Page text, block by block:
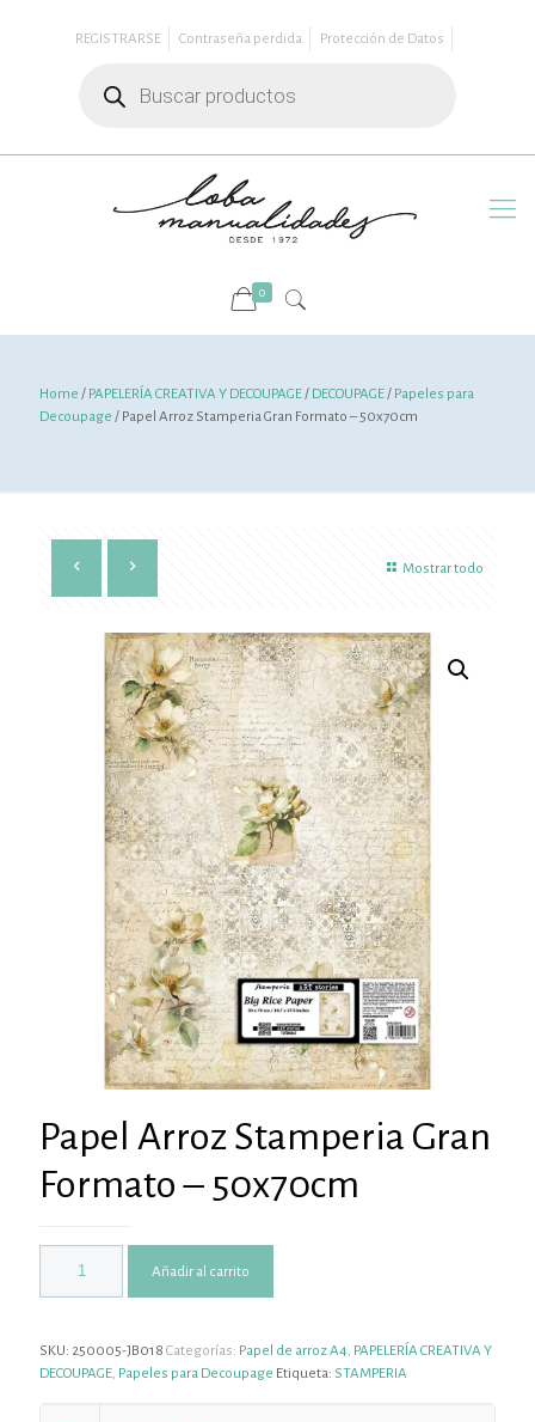
REGISTRARSE Contraseña perdida
Protección de Datos
productos
0
Home / PAPELERÍA CREATIVA Y DECOUPAGE/ DECOUPAGE/ Papeles para
Decoupage / Papel Arroz Stamperia Gran Formato – 50x70cm
Mostrar todo
Papel Arroz Stamperia Gran
Formato – 50x70cm
Añadir al carrito
SKU: 250005-JB018 Categorías: Papel de arroz A4, PAPELERÍA CREATIVA Y
DECOUPAGE, Papeles para Decoupage Etiqueta: STAMPERIA